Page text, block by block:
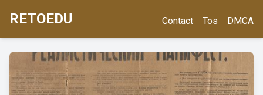
RETOEDU Contact Tos DMCA